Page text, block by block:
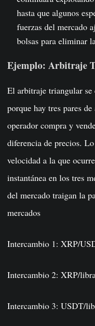
hasta que algunos
fuerzas del mercado
bolsas para eliminar
Ejemplo: Arbitraje
El arbitraje triangular
porque hay tres pares
operador compra y
diferencia de precios.
velocidad a la que
instantánea en los tres
del mercado traigan la
mercados
Intercambio 1: XRP/
Intercambio 2: XRP/
Intercambio 3: USDT/